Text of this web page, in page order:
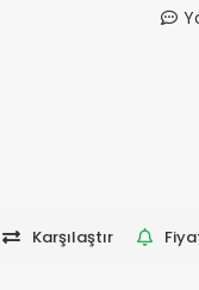
Karşılaştır